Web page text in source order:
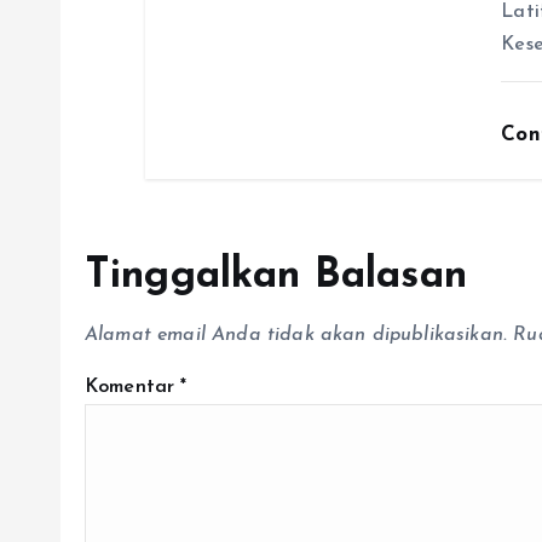
Tinggalkan Balasan
Alamat email Anda tidak akan dipublikasikan.
Komentar*